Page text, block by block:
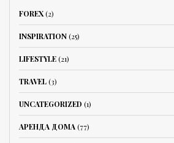
FOREX(2)
INSPIRATION(25)
LIFESTYLE(21)
TRAVEL(3)
UNCATEGORIZED (1)
АРЕНДА ДОМА(77)